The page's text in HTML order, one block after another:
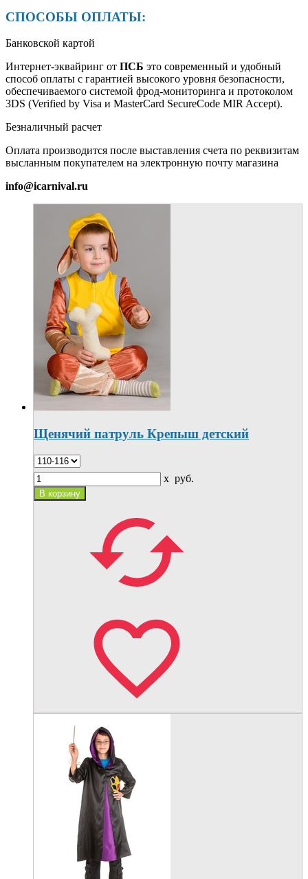
СПОСОБЫ ОПЛАТЫ:
Банковской картой
Интернет-эквайринг от ПСБ это современный и удобный
способ оплаты с гарантией высокого уровня безопасности,
обеспечиваемого системой фрод-мониторинга и протоколом
3DS (Verified by Visa и MasterCard SecureCode MIR Accept).
Безналичный расчет
Оплата производится после выставления счета по реквизитам
высланным покупателем на электронную почту магазина
info@icarnival.ru
Щенячий патруль Крепыш детский
x руб.